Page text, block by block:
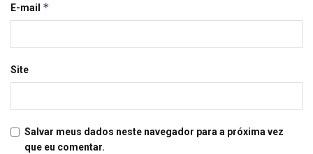
E-mail *
Site
Salvar meus dados neste navegador para a próxima vez
que eu comentar.